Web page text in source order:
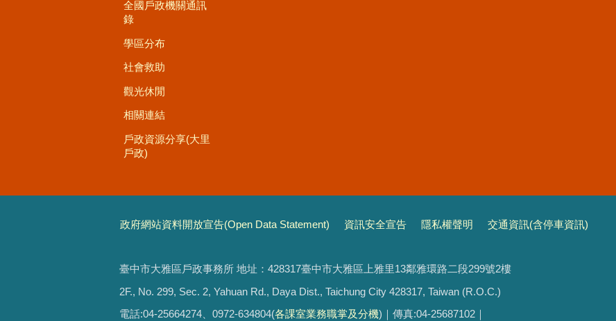
全國戶政機關通訊
錄
學區分布
社會救助
觀光休閒
相關連結
戶政資源分享(大里
戶政)
政府網站資料開放宣告(Open Data Statement) 資訊安全宣告 隱私權聲明 交通資訊(含停車資訊)
臺中市大雅區戶政事務所 地址：428317臺中市大雅區上雅里13鄰雅環路二段299號2樓
2F., No. 299, Sec. 2, Yahuan Rd., Daya Dist., Taichung City 428317, Taiwan (R.O.C.)
電話:04-25664274、0972-634804(各課室業務職掌及分機)｜傳真:04-25687102｜